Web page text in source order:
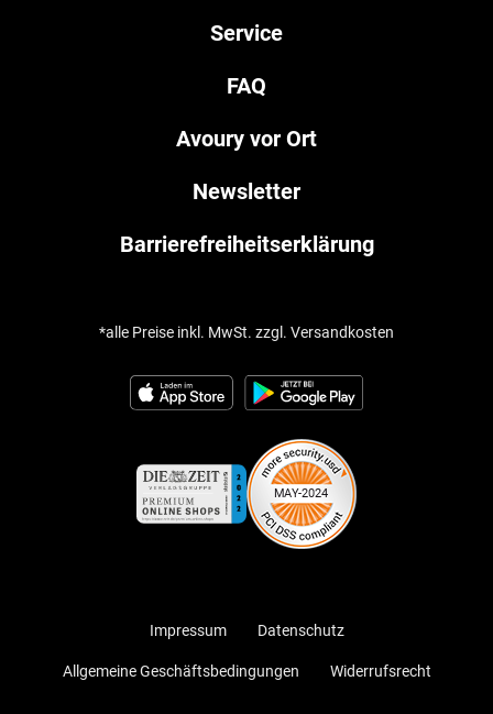
Service
FAQ
Avoury vor Ort
Newsletter
Barrierefreiheitserklärung
*alle Preise inkl. MwSt. zzgl. Versandkosten
Impressum Datenschutz
Allgemeine Geschäftsbedingungen Widerrufsrecht